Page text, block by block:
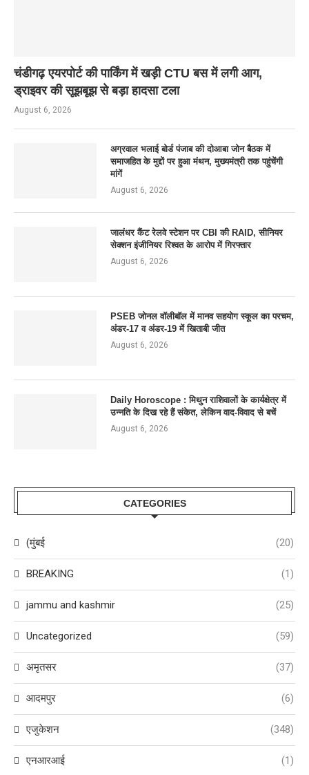
चंडीगढ़ एयरपोर्ट की पार्किंग में खड़ी CTU बस में लगी आग,
ड्राइवर की सूझबूझ से बड़ा हादसा टला
August 6, 2026
अग्रवाल भलाई बोर्ड पंजाब की दोआबा जोन बैठक में
समाजहित के मुद्दों पर हुआ मंथन, मुख्यमंत्री तक पहुंचेंगी
मांगें
August 6, 2026
जालंधर कैंट रेलवे स्टेशन पर CBI की RAID, सीनियर
सेक्शन इंजीनियर रिश्वत के आरोप में गिरफ्तार
August 6, 2026
PSEB जोनल वॉलीबॉल में मानव सहयोग स्कूल का परचम,
अंडर-17 व अंडर-19 में खिताबी जीत
August 6, 2026
Daily Horoscope : मिथुन राशिवालों के कार्यक्षेत्र में
उन्नति के दिख रहे हैं संकेत, लेकिन वाद-विवाद से बचें
August 6, 2026
CATEGORIES
(मुंबई (20)
BREAKING (1)
jammu and kashmir (25)
Uncategorized (59)
अमृतसर (37)
आदमपुर (6)
एजुकेशन (348)
एनआरआई (1)